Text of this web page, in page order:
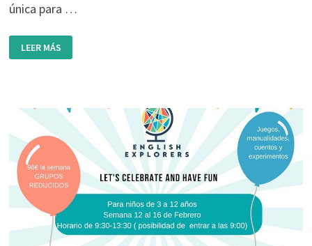
única para …
CAMPAMENTO
URBANO
EN
LEZKAIRU)
LEER MÁS